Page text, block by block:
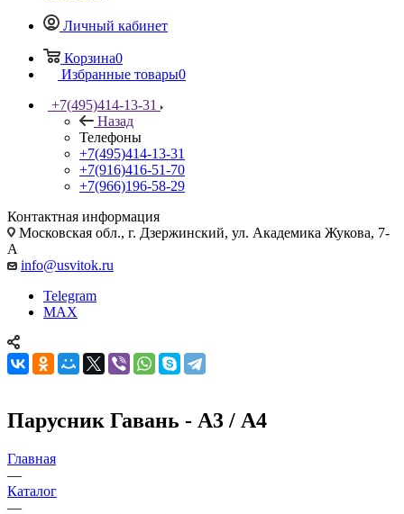
Личный кабинет
Корзина0
Избранные товары0
+7(495)414-13-31
Назад
Телефоны
+7(495)414-13-31
+7(916)416-51-70
+7(966)196-58-29
Контактная информация
Московская обл., г. Дзержинский, ул. Академика Жукова, 7-
А
info@usvitok.ru
Telegram
MAX
Парусник Гавань - А3 / А4
Главная
—
Каталог
—